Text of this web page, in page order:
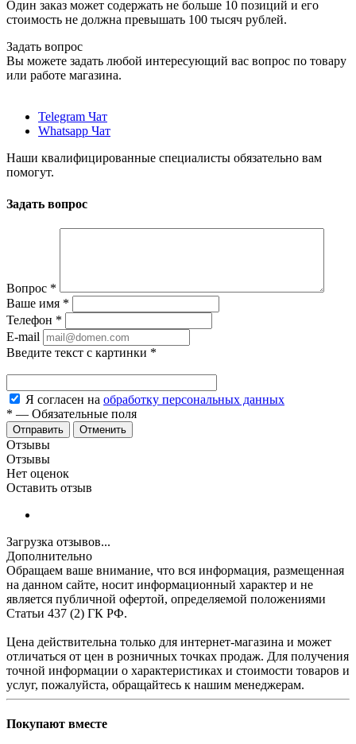
Один заказ может содержать не больше 10 позиций и его
стоимость не должна превышать 100 тысяч рублей.
Задать вопрос
Вы можете задать любой интересующий вас вопрос по товару
или работе магазина.
Telegram Чат
Whatsapp Чат
Наши квалифицированные специалисты обязательно вам
помогут.
Задать вопрос
Вопрос *
Ваше имя *
Телефон *
E-mail
Введите текст с картинки *
Я согласен на обработку персональных данных
* — Обязательные поля
Отменить
Отзывы
Отзывы
Нет оценок
Оставить отзыв
Загрузка отзывов...
Дополнительно
Обращаем ваше внимание, что вся информация, размещенная
на данном сайте, носит информационный характер и не
является публичной офертой, определяемой положениями
Статьи 437 (2) ГК РФ.
Цена действительна только для интернет-магазина и может
отличаться от цен в розничных точках продаж. Для получения
точной информации о характеристиках и стоимости товаров и
услуг, пожалуйста, обращайтесь к нашим менеджерам.
Покупают вместе